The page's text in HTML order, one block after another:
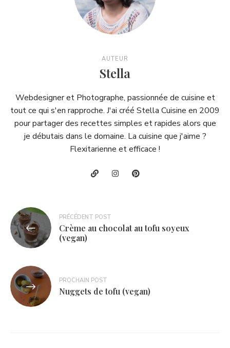
AUTEUR
Stella
Webdesigner et Photographe, passionnée de cuisine et
tout ce qui s'en rapproche. J'ai créé Stella Cuisine en 2009
pour partager des recettes simples et rapides alors que
je débutais dans le domaine. La cuisine que j'aime ?
Flexitarienne et efficace !
Navigation
de
l’article
PRÉCÉDENT POST
Crème au chocolat au tofu soyeux
(vegan)
PROCHAIN POST
Nuggets de tofu (vegan)